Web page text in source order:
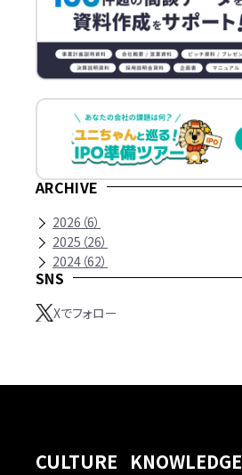
ARCHIVE
2026 （6）
2025 （26）
2024 （62）
SNS
Xでフォロー
CULTURE KNOWLEDGE